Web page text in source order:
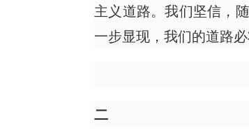
主义道路。我们坚信，
一步显现，我们的道路
二